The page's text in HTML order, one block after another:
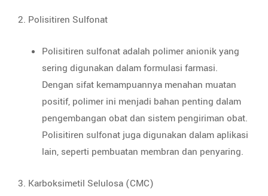
2. Polisitiren Sulfonat
Polisitiren sulfonat adalah polimer anionik yang
sering digunakan dalam formulasi farmasi.
Dengan sifat kemampuannya menahan muatan
positif, polimer ini menjadi bahan penting dalam
pengembangan obat dan sistem pengiriman obat.
Polisitiren sulfonat juga digunakan dalam aplikasi
lain, seperti pembuatan membran dan penyaring.
3. Karboksimetil Selulosa (CMC)